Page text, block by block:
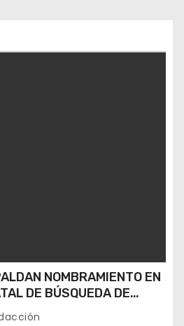
NOMBRAMIENTO EN
DE BÚSQUEDA DE